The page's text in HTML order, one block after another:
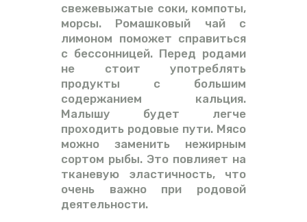
свежевыжатые соки, компоты,
морсы. Ромашковый чай с
лимоном поможет справиться
с бессонницей. Перед родами
не стоит употреблять
продукты с большим
содержанием кальция.
Малышу будет легче
проходить родовые пути. Мясо
можно заменить нежирным
сортом рыбы. Это повлияет на
тканевую эластичность, что
очень важно при родовой
деятельности.